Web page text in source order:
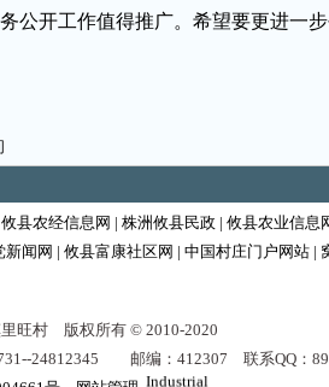
公开工作值得推广。希望要更进一
攸县农经信息网 | 株洲攸县民政 | 攸县农业信息
新闻网 | 攸县富康社区网 | 中国村庄门户网站 |
旺村 版权所有 © 2010-2020
24812345 邮编：412307 联系QQ：
Valve
Industrial